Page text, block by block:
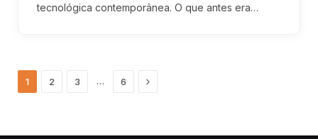
tecnológica contemporânea. O que antes era…
1 2 3 … 6 Next